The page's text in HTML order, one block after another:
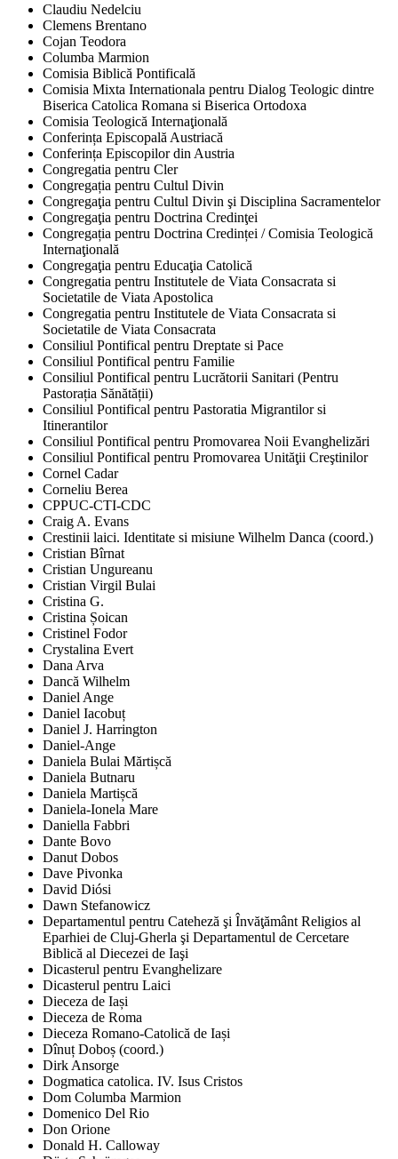
Claudiu Nedelciu
Clemens Brentano
Cojan Teodora
Columba Marmion
Comisia Biblică Pontificală
Comisia Mixta Internationala pentru Dialog Teologic dintre
Biserica Catolica Romana si Biserica Ortodoxa
Comisia Teologică Internaţională
Conferința Episcopală Austriacă
Conferința Episcopilor din Austria
Congregatia pentru Cler
Congregația pentru Cultul Divin
Congregaţia pentru Cultul Divin şi Disciplina Sacramentelor
Congregaţia pentru Doctrina Credinţei
Congregația pentru Doctrina Credinței / Comisia Teologică
Internaţională
Congregaţia pentru Educaţia Catolică
Congregatia pentru Institutele de Viata Consacrata si
Societatile de Viata Apostolica
Congregatia pentru Institutele de Viata Consacrata si
Societatile de Viata Consacrata
Consiliul Pontifical pentru Dreptate si Pace
Consiliul Pontifical pentru Familie
Consiliul Pontifical pentru Lucrătorii Sanitari (Pentru
Pastorația Sănătății)
Consiliul Pontifical pentru Pastoratia Migrantilor si
Itinerantilor
Consiliul Pontifical pentru Promovarea Noii Evanghelizări
Consiliul Pontifical pentru Promovarea Unităţii Creştinilor
Cornel Cadar
Corneliu Berea
CPPUC-CTI-CDC
Craig A. Evans
Crestinii laici. Identitate si misiune Wilhelm Danca (coord.)
Cristian Bîrnat
Cristian Ungureanu
Cristian Virgil Bulai
Cristina G.
Cristina Șoican
Cristinel Fodor
Crystalina Evert
Dana Arva
Dancă Wilhelm
Daniel Ange
Daniel Iacobuț
Daniel J. Harrington
Daniel-Ange
Daniela Bulai Mărtișcă
Daniela Butnaru
Daniela Martișcă
Daniela-Ionela Mare
Daniella Fabbri
Dante Bovo
Danut Dobos
Dave Pivonka
David Diósi
Dawn Stefanowicz
Departamentul pentru Cateheză şi Învăţământ Religios al
Eparhiei de Cluj-Gherla şi Departamentul de Cercetare
Biblică al Diecezei de Iaşi
Dicasterul pentru Evanghelizare
Dicasterul pentru Laici
Dieceza de Iași
Dieceza de Roma
Dieceza Romano-Catolică de Iași
Dînuț Doboș (coord.)
Dirk Ansorge
Dogmatica catolica. IV. Isus Cristos
Dom Columba Marmion
Domenico Del Rio
Don Orione
Donald H. Calloway